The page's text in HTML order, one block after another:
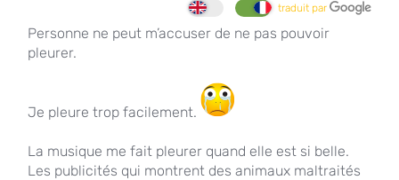
traduit par
Personne ne peut m’accuser de ne pas pouvoir
pleurer.
Je pleure trop facilement.
La musique me fait pleurer quand elle est si belle.
Les publicités qui montrent des animaux maltraités